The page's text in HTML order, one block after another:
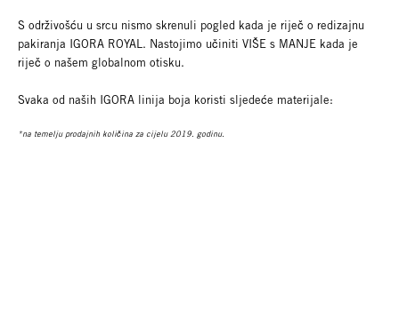
S održivošću u srcu nismo skrenuli pogled kada je riječ o redizajnu
pakiranja IGORA ROYAL. Nastojimo učiniti VIŠE s MANJE kada je
riječ o našem globalnom otisku.
Svaka od naših IGORA linija boja koristi sljedeće materijale:
*na temelju prodajnih količina za cijelu 2019. godinu.